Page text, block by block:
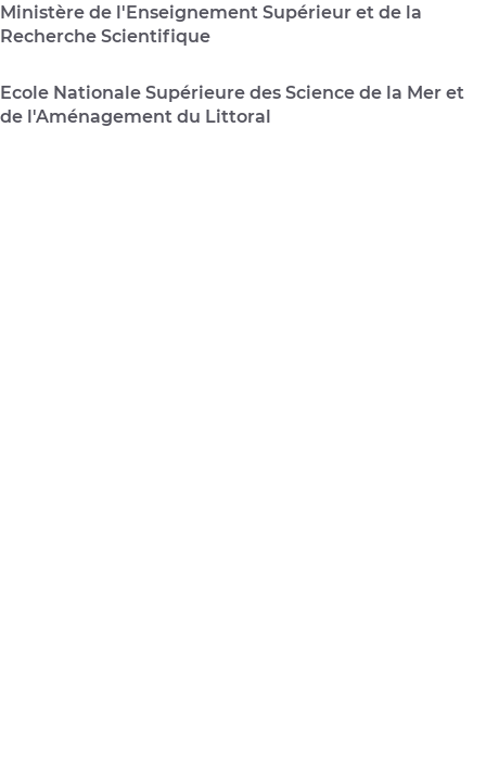
Ministère de l'Enseignement Supérieur et de la
Recherche Scientifique
Ecole Nationale Supérieure des Science de la Mer et
de l'Aménagement du Littoral